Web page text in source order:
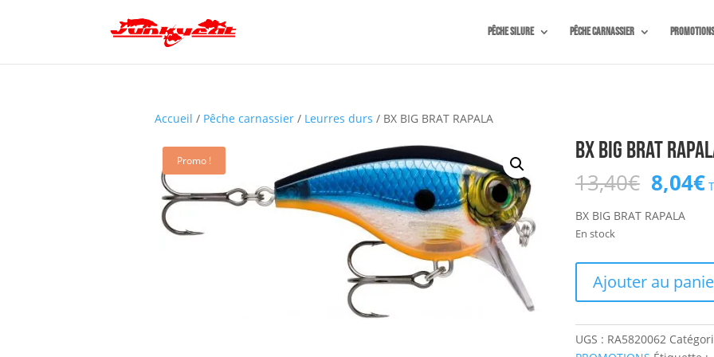
Pêche silure Pêche carnassier Promotions
Accueil / Pêche carnassier/ Leurres durs / BX BIG BRAT RAPALA
Promo !
BX BIG BRAT
13,40€ Le
prix
initial
8,04€
BX BIG BRAT RAPALA
En stock
BX
BIG
BRAT
Ajouter au
UGS : RA5820062